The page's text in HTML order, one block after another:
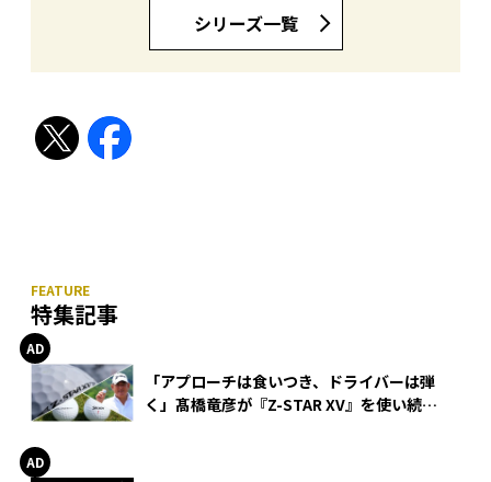
シリーズ一覧
特集記事
「アプローチは食いつき、ドライバーは弾
く」髙橋竜彦が『Z-STAR XV』を使い続け